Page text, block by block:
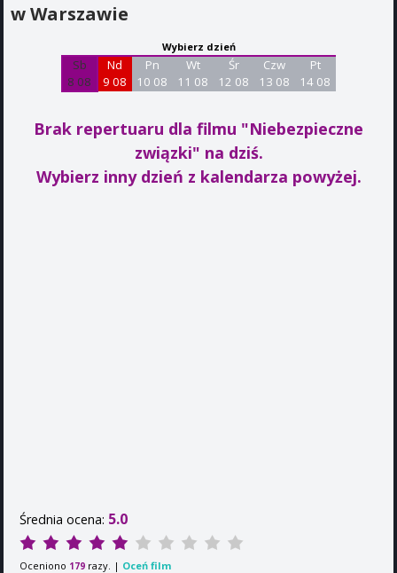
w Warszawie
Wybierz dzień
Sb
8 08
Nd
9 08
Pn
10 08
Wt
11 08
Śr
12 08
Czw
13 08
Pt
14 08
Brak repertuaru dla filmu "Niebezpieczne
związki" na dziś.
Wybierz inny dzień z kalendarza powyżej.
Średnia ocena: 5.0
Oceniono 179 razy. | Oceń film